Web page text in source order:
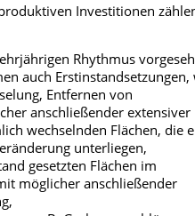
Investitionen
Rhythmus
auch Erstinstandsetzungen,
Entfernen von
anschließender extensiver
wechselnden Flächen, die
unterliegen,
gesetzten Flächen im
möglicher anschließender